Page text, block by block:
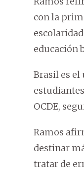
con la
educación
Brasil es el
OCDE,
Ramos
destinar
tratar de